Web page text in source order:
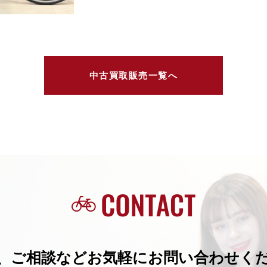
中古買取販売一覧へ
ご相談などお気軽にお問い合わせく